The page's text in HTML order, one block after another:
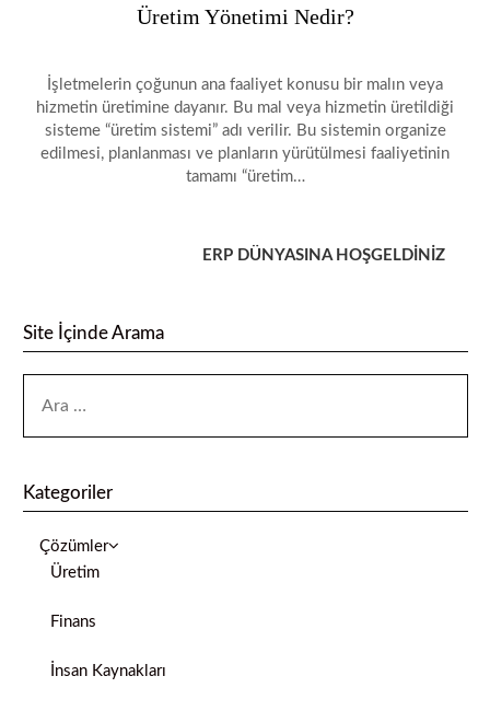
Üretim Yönetimi Nedir?
İşletmelerin çoğunun ana faaliyet konusu bir malın veya
hizmetin üretimine dayanır. Bu mal veya hizmetin üretildiği
sisteme “üretim sistemi” adı verilir. Bu sistemin organize
edilmesi, planlanması ve planların yürütülmesi faaliyetinin
tamamı “üretim…
ERP DÜNYASINA HOŞGELDİNİZ
Site İçinde Arama
Kategoriler
Çözümler
Üretim
Finans
İnsan Kaynakları